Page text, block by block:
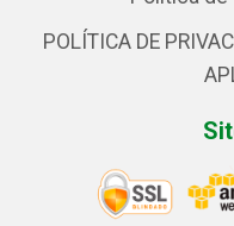
POLÍTICA DE